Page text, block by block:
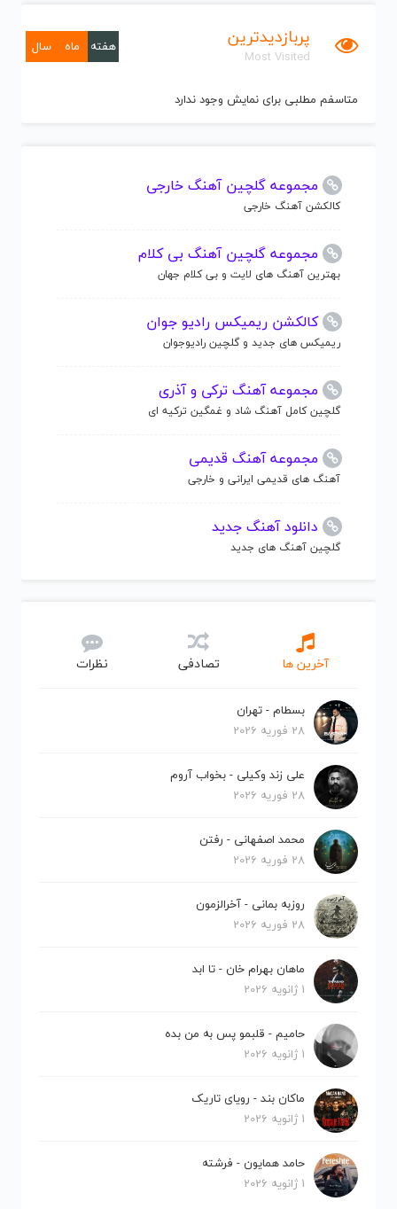
پربازدیدترین
Most Visited
هفته ماه سال
متاسفم مطلبی برای نمایش وجود ندارد
مجموعه گلچین آهنگ خارجی
کالکشن آهنگ خارجی
مجموعه گلچین آهنگ بی کلام
بهترین آهنگ های لایت و بی کلام جهان
کالکشن ریمیکس رادیو جوان
ریمیکس های جدید و گلچین رادیوجوان
مجموعه آهنگ ترکی و آذری
گلچین کامل آهنگ شاد و غمگین ترکیه ای
مجموعه آهنگ قدیمی
آهنگ های قدیمی ایرانی و خارجی
دانلود آهنگ جدید
گلچین آهنگ های جدید
آخرین ها تصادفی نظرات
بسطام - تهران
28 فوریه 2026
علی زند وکیلی - بخواب آروم
28 فوریه 2026
محمد اصفهانی - رفتن
28 فوریه 2026
روزبه بمانی - آخرالزمون
28 فوریه 2026
ماهان بهرام خان - تا ابد
1 ژانویه 2026
حامیم - قلبمو پس به من بده
1 ژانویه 2026
ماکان بند - رویای تاریک
1 ژانویه 2026
حامد همایون - فرشته
1 ژانویه 2026